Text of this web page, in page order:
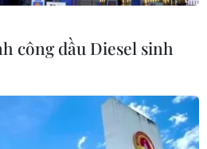
tập kết gỗ ở
công dầu Diesel sinh